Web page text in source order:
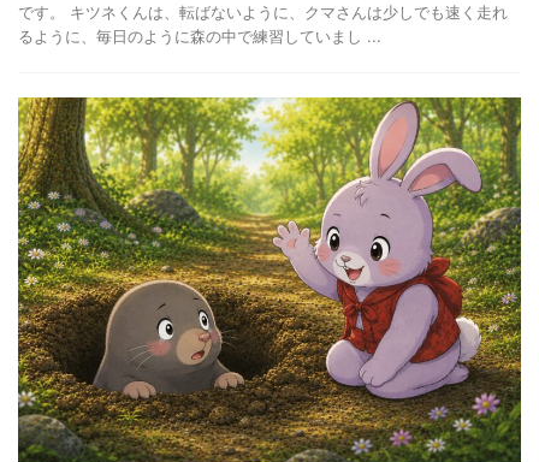
です。 キツネくんは、転ばないように、クマさんは少しでも速く走れ
るように、毎日のように森の中で練習していまし ...